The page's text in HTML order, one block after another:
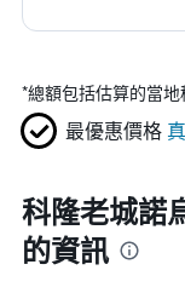
*總額包括估算的當
最優惠價格
科隆老城諾
的資訊